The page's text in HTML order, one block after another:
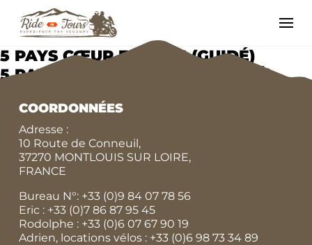
5 PAYS CŒUR EUROPE (GUIDÉ)
5 PAYS CŒUR EUROPE (LIBERTÉ)
COORDONNÉES
Adresse :
10 Route de Conneuil,
37270 MONTLOUIS SUR LOIRE,
FRANCE
Bureau N°: +33 (0)9 84 07 78 56
Eric : +33 (0)7 86 87 95 45
Rodolphe : +33 (0)6 07 67 90 19
Adrien, locations vélos : +33 (0)6 98 73 34 89